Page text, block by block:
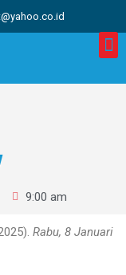
9:00 am
Rabu, 8 Januari